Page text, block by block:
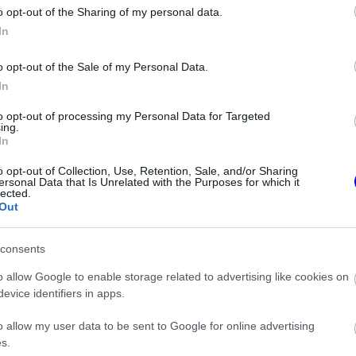
opt-out of the Sharing of my personal data.
opt-out of the Sale of my Personal Data.
opt-out of processing my Personal Data for Targeted
opt-out of Collection, Use, Retention, Sale, and/or Sharing
Data that Is Unrelated with the Purposes for which it
allow Google to enable storage related to advertising like cookies on
identifiers in apps.
allow my user data to be sent to Google for online advertising
mail alapú rendszerre.
is.
Steiner szerint mintha egy Cadillacben ülne
miatt
Bulltól